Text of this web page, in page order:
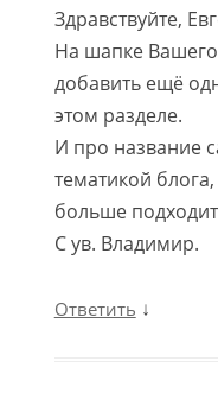
Здравствуйте,
На шапке
добавить ещё
этом разделе.
И про название
тематикой
больше
С ув. Владимир.
Ответить ↓